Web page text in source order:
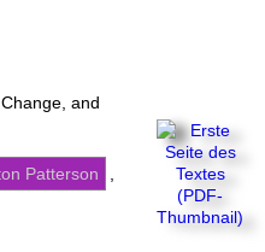
and
Patterson